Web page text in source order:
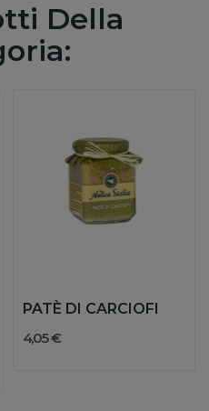
Della
PATÈ DI CARCIOFI
4,05 €